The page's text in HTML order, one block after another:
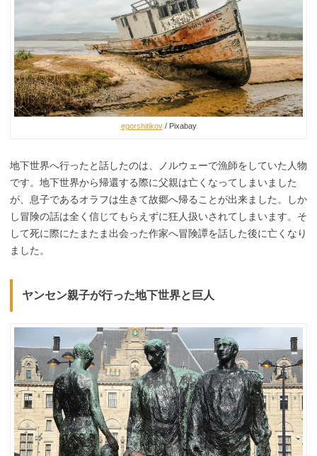
egorshitikov/ Pixabay
地下世界へ行ったと話したのは、ノルウェーで漁師をしていた人物
です。地下世界から帰還する際に父親は亡くなってしまいました
が、息子であるオラフは生きて故郷へ帰ることが出来ました。しか
し冒険の話は全く信じてもらえずに狂人扱いされてしまいます。そ
して死に際にたまたま出会った作家へ冒険譚を話した後に亡くなり
ました。
ヤンセン親子が行った地下世界と巨人